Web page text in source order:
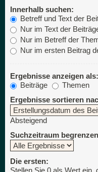
Innerhalb suchen:
Betreff und Text der
Nur im Text der
Nur im Betreff der
Nur im ersten Beitrag
Ergebnisse anzeigen als:
Beiträge
Themen
Ergebnisse sortieren
Absteigend
Suchzeitraum
Die ersten: